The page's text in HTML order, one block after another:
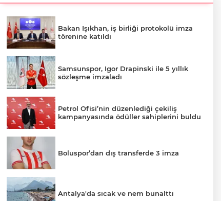
Bakan Işıkhan, iş birliği protokolü imza
törenine katıldı
Samsunspor, Igor Drapinski ile 5 yıllık
sözleşme imzaladı
Petrol Ofisi’nin düzenlediği çekiliş
kampanyasında ödüller sahiplerini buldu
Boluspor’dan dış transferde 3 imza
Antalya'da sıcak ve nem bunalttı